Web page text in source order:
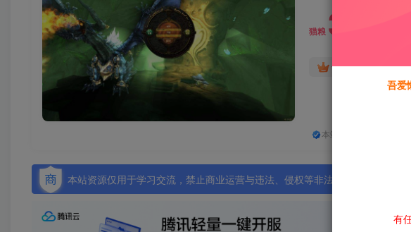
猫粮 30
黄金会员猫粮15
本站所有资源均为网络
本站资源仅用于学习交流，禁止商业运营与违法、侵权等非法行为；资源下载
吾爱
有